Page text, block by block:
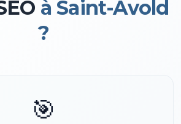
à Saint-Avold
?
🎯